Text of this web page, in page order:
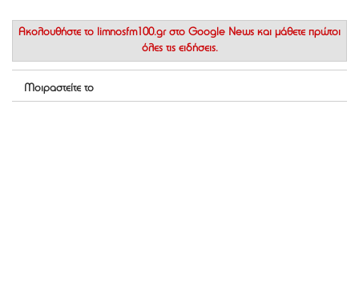
Ακολουθήστε το limnosfm100.gr στο Google News και μάθετε πρώτοι
όλες τις ειδήσεις.
Μοιραστείτε το